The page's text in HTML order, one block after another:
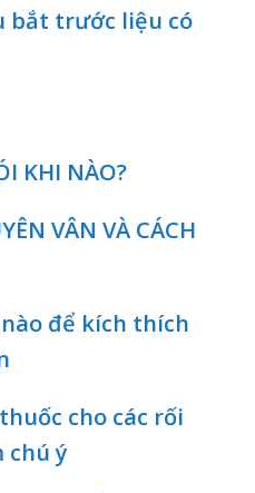
bắt trước liệu có
KHI NÀO?
VÂN VÀ CÁCH
để kích thích
cho các rối
chú ý